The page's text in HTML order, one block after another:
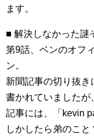
ます。
■ 解決しなかった謎
第9話、ベンのオフ
ン。
新聞記事の切り抜き
書かれていましたが
記事には、「kevin
しかしたら弟のこと